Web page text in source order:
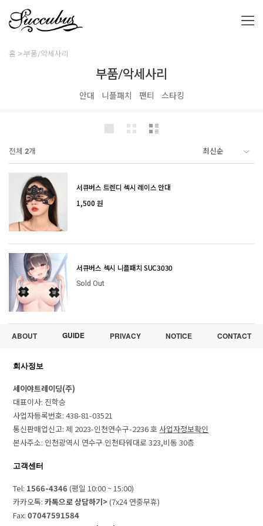
홈 부품/악세사리
부품/악세사리
안대 니플패치 팬티 스타킹
전체 2개
서큐버스 트렌디 섹시 레이스 안대
1,500 원
서큐버스 섹시 니플패치 SUC3030
Sold Out
ABOUT GUIDE PRIVACY NOTICE CONTACT
회사정보
세이야트레이딩(주)
대표이사: 진학승
사업자등록번호: 438-81-03521
통신판매업신고: 제 2023-인천연수구-2236 호 사업자정보확인
본사주소: 인천광역시 연수구 인천타워대로 323,비동 30층
고객센터
Tel: 1566-4346 (평일 10:00 ~ 15:00)
카카오톡:카톡으로 상담하기>(7x24 연중무휴)
Fax:07047591584